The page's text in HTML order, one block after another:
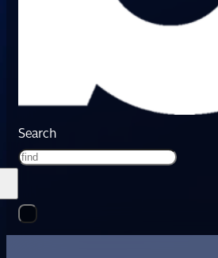
Search